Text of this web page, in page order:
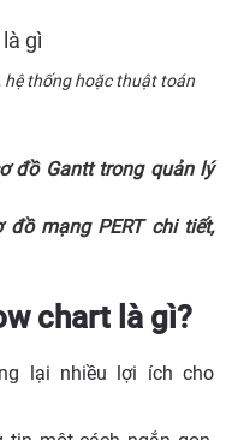
hệ thống hoặc thuật toán
đồ Gantt trong quản lý
mạng PERT chi tiết,
chart là gì?
lại nhiều lợi ích cho